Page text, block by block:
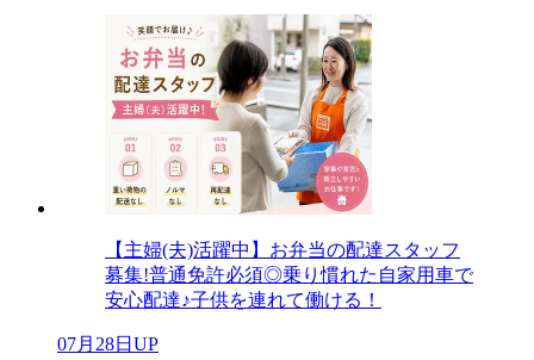
【主婦(夫)活躍中】お弁当の配達スタッフ
募集!普通免許必須◎乗り慣れた自家用車で
安心配達♪子供を連れて働ける！
07月28日UP